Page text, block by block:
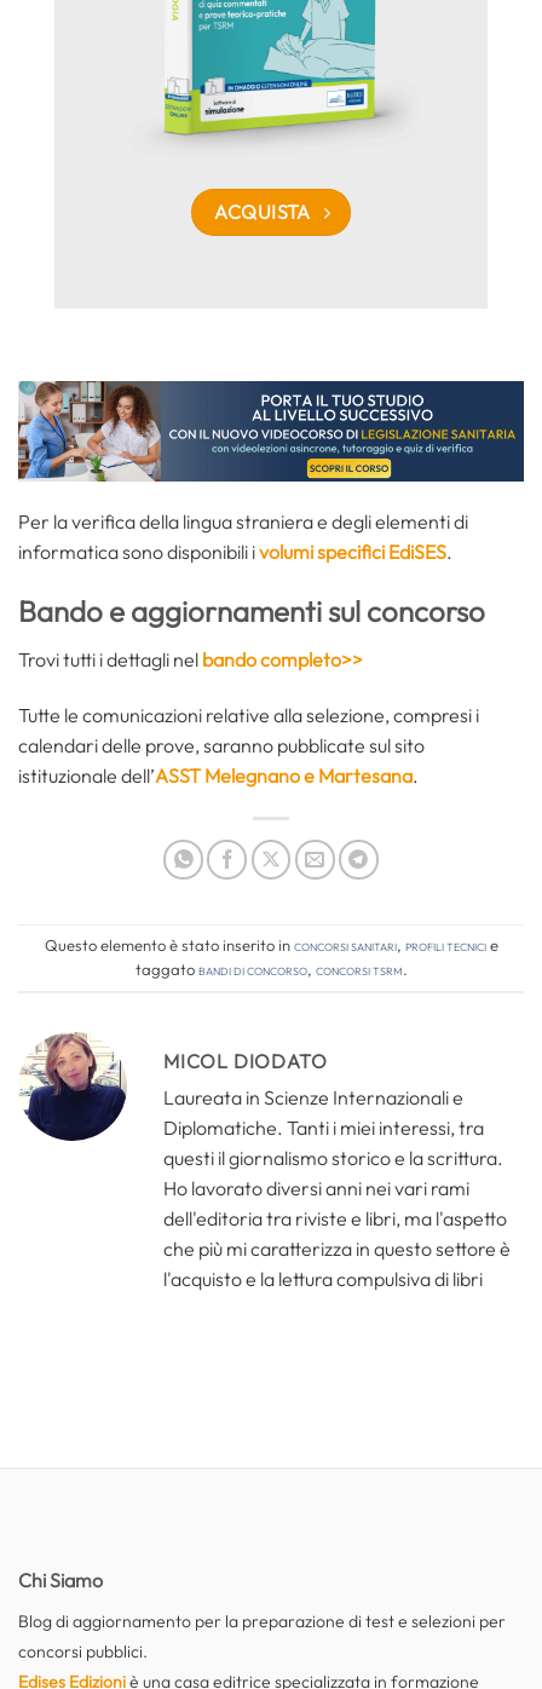
ACQUISTA
Per la verifica della lingua straniera e degli elementi di
informatica sono disponibili ivolumi specifici EdiSES.
Bando e aggiornamenti sul concorso
Trovi tutti i dettagli nel bando completo>>
Tutte le comunicazioni relative alla selezione, compresi i
calendari delle prove, saranno pubblicate sul sito
istituzionale dell’ASST Melegnano e Martesana.
Questo elemento è stato inserito inConcorsi Sanitari, Profili tecnicie
taggatobandi di concorso, concorsi tsrm.
MICOL DIODATO
Laureata in Scienze Internazionali e
Diplomatiche. Tanti i miei interessi, tra
questi il giornalismo storico e la scrittura.
Ho lavorato diversi anni nei vari rami
dell'editoria tra riviste e libri, ma l'aspetto
che più mi caratterizza in questo settore è
l'acquisto e la lettura compulsiva di libri
Chi Siamo
Blog di aggiornamento per la preparazione di test e selezioni per
concorsi pubblici.
Edises Edizioniè una casa editrice specializzata in formazione